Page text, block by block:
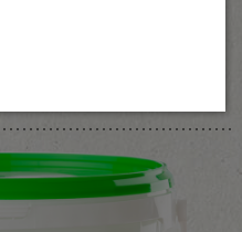
passiert UWE